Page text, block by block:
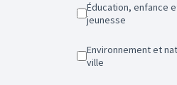
Éducation, enfance et
jeunesse
Environnement et nature en
ville